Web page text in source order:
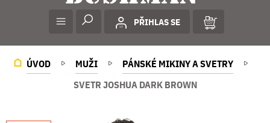
PŘIHLAS SE
ÚVOD MUŽI
PÁNSKÉ MIKINY A SVETRY
SVETR JOSHUA DARK BROWN